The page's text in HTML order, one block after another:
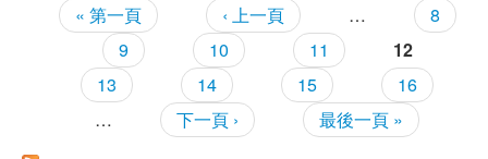
資安公告
頁面 « 第一頁 ‹ 上一頁 …
8
9
10 11
12
13
14 15
16
…
下一頁 › 最後一頁 »